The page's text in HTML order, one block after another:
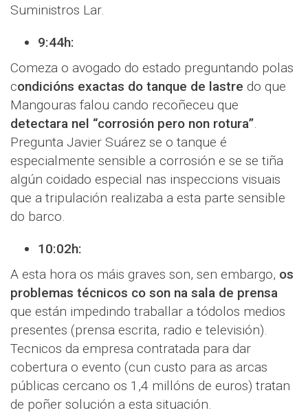
Suministros Lar.
9:44h:
Comeza o avogado do estado preguntando polas
condicións exactas do tanque de lastre do que
Mangouras falou cando recoñeceu que
detectara nel “corrosión pero non rotura”.
Pregunta Javier Suárez se o tanque é
especialmente sensible a corrosión e se se tiña
algún coidado especial nas inspeccions visuais
que a tripulación realizaba a esta parte sensible
do barco.
10:02h:
A esta hora os máis graves son, sen embargo, os
problemas técnicos co son na sala de prensa
que están impedindo traballar a tódolos medios
presentes (prensa escrita, radio e televisión).
Tecnicos da empresa contratada para dar
cobertura o evento (cun custo para as arcas
públicas cercano os 1,4 millóns de euros) tratan
de poñer solución a esta situación.